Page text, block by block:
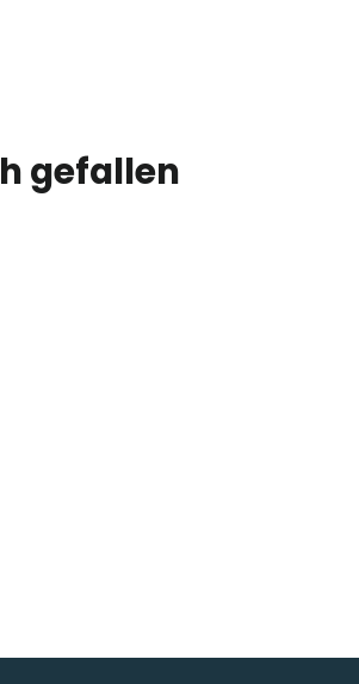
gefallen